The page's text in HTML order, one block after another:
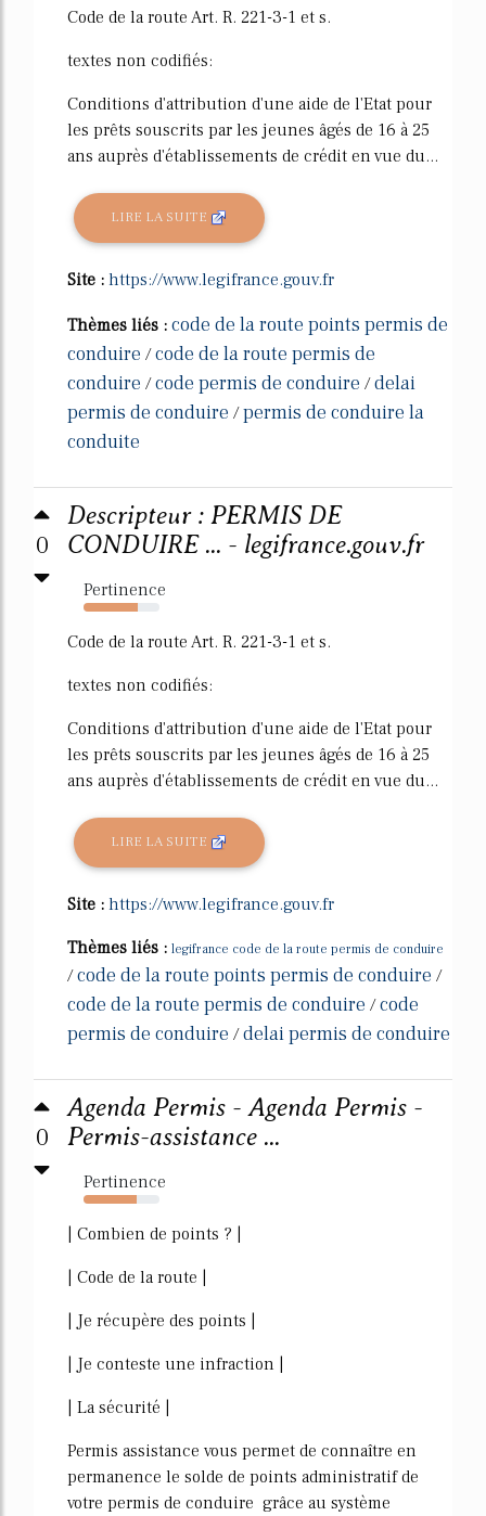
Code de la route Art. R. 221-3-1 et s.
textes non codifiés:
Conditions d'attribution d'une aide de l'Etat pour
les prêts souscrits par les jeunes âgés de 16 à 25
ans auprès d'établissements de crédit en vue du...
LIRE LA SUITE
Site : https://www.legifrance.gouv.fr
Thèmes liés : code de la route points permis de
conduire /code de la route permis de
conduire /code permis de conduire /delai
permis de conduire /permis de conduire la
conduite
0
Descripteur : PERMIS DE
CONDUIRE ... - legifrance.gouv.fr
Pertinence
71%
Code de la route Art. R. 221-3-1 et s.
textes non codifiés:
Conditions d'attribution d'une aide de l'Etat pour
les prêts souscrits par les jeunes âgés de 16 à 25
ans auprès d'établissements de crédit en vue du...
LIRE LA SUITE
Site : https://www.legifrance.gouv.fr
Thèmes liés : legifrance code de la route permis de conduire
/code de la route points permis de conduire /
code de la route permis de conduire /code
permis de conduire /delai permis de conduire
0
Agenda Permis - Agenda Permis -
Permis-assistance ...
Pertinence
70%
| Combien de points ? |
| Code de la route |
| Je récupère des points |
| Je conteste une infraction |
| La sécurité |
Permis assistance vous permet de connaître en
permanence le solde de points administratif de
votre permis de conduire grâce au système